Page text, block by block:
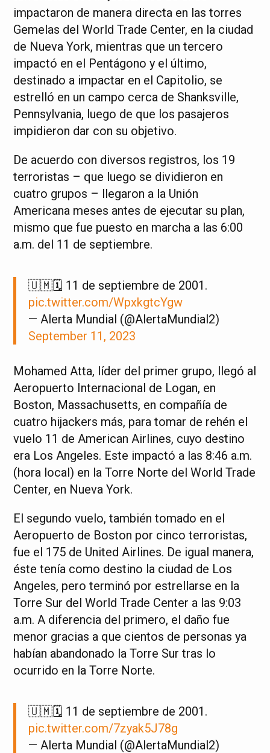
impactaron de manera directa en las torres
Gemelas del World Trade Center, en la ciudad
de Nueva York, mientras que un tercero
impactó en el Pentágono y el último,
destinado a impactar en el Capitolio, se
estrelló en un campo cerca de Shanksville,
Pennsylvania, luego de que los pasajeros
impidieron dar con su objetivo.
De acuerdo con diversos registros, los 19
terroristas – que luego se dividieron en
cuatro grupos – llegaron a la Unión
Americana meses antes de ejecutar su plan,
mismo que fue puesto en marcha a las 6:00
a.m. del 11 de septiembre.
🇺🇲🗓️ 11 de septiembre de 2001.
pic.twitter.com/WpxkgtcYgw
— Alerta Mundial (@AlertaMundial2)
September 11, 2023
Mohamed Atta, líder del primer grupo, llegó al
Aeropuerto Internacional de Logan, en
Boston, Massachusetts, en compañía de
cuatro hijackers más, para tomar de rehén el
vuelo 11 de American Airlines, cuyo destino
era Los Angeles. Este impactó a las 8:46 a.m.
(hora local) en la Torre Norte del World Trade
Center, en Nueva York.
El segundo vuelo, también tomado en el
Aeropuerto de Boston por cinco terroristas,
fue el 175 de United Airlines. De igual manera,
éste tenía como destino la ciudad de Los
Angeles, pero terminó por estrellarse en la
Torre Sur del World Trade Center a las 9:03
a.m. A diferencia del primero, el daño fue
menor gracias a que cientos de personas ya
habían abandonado la Torre Sur tras lo
ocurrido en la Torre Norte.
🇺🇲🗓️ 11 de septiembre de 2001.
pic.twitter.com/7zyak5J78g
— Alerta Mundial (@AlertaMundial2)